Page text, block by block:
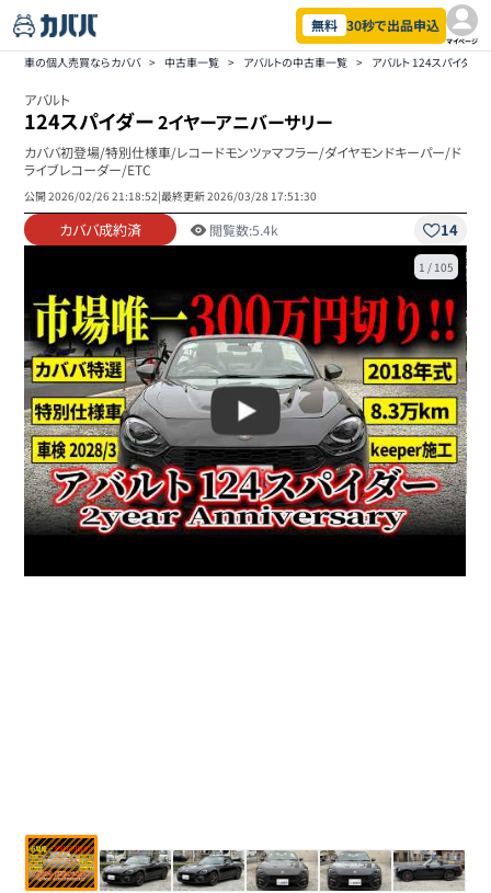
無料 30秒で出品申込
マイページ
車の個人売買ならカババ > 中古車一覧 > アバルトの中古車一覧 > アバルト 124スパイダー
アバルト
124スパイダー2イヤーアニバーサリー
カババ初登場/特別仕様車/レコードモンツァマフラー/ダイヤモンドキーパー/ド
ライブレコーダー/ETC
公開2026/02/26 21:18:52|最終更新2026/03/28 17:51:30
カババ成約済 閲覧数:5.4k 14
1 / 105